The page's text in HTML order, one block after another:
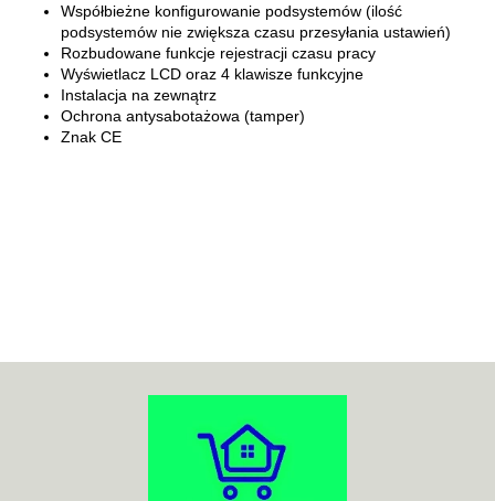
Współbieżne konfigurowanie podsystemów (ilość
podsystemów nie zwiększa czasu przesyłania ustawień)
Rozbudowane funkcje rejestracji czasu pracy
Wyświetlacz LCD oraz 4 klawisze funkcyjne
Instalacja na zewnątrz
Ochrona antysabotażowa (tamper)
Znak CE
ACO